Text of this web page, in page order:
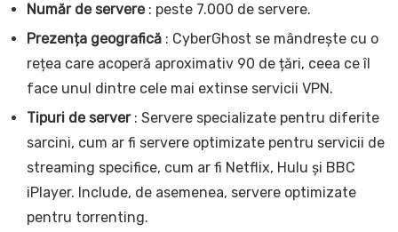
Număr de servere: peste 7.000 de servere.
Prezența geografică : CyberGhost se mândrește cu o
rețea care acoperă aproximativ 90 de țări, ceea ce îl
face unul dintre cele mai extinse servicii VPN.
Tipuri de server: Servere specializate pentru diferite
sarcini, cum ar fi servere optimizate pentru servicii de
streaming specifice, cum ar fi Netflix, Hulu și BBC
iPlayer. Include, de asemenea, servere optimizate
pentru torrenting.